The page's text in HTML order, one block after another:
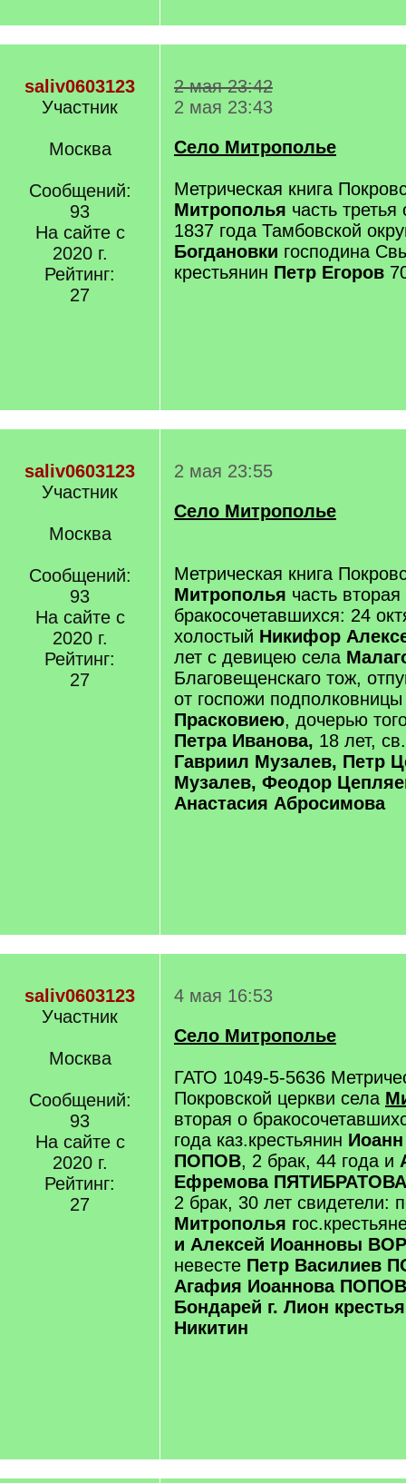
saliv0603123
Участник
Москва
Сообщений:
93
На сайте с
2020 г.
Рейтинг:
27
2 мая 23:42
2 мая 23:43
Село Митрополье
Метрическая книга
Митрополья часть
1837 года Тамбовской
Богдановки господина
крестьянин Петр Егоров
saliv0603123
Участник
Москва
Сообщений:
93
На сайте с
2020 г.
Рейтинг:
27
2 мая 23:55
Село Митрополье
Метрическая книга
Митрополья часть вторая
бракосочетавшихся: 24
холостый Никифор
лет с девицею села
Благовещенскаго тож,
от госпожи подполковницы
Прасковиею, дочерью
Петра Иванова, 18 лет,
Гавриил Музалев, Петр
Музалев, Феодор
Анастасия Абросимова
saliv0603123
Участник
Москва
Сообщений:
93
На сайте с
2020 г.
Рейтинг:
27
4 мая 16:53
Село Митрополье
ГАТО 1049-5-5636
Покровской церкви села
вторая о
года каз.крестьянин
ПОПОВ, 2 брак, 44 года и
Ефремова ПЯТИБРАТОВА
2 брак, 30 лет свидетели:
Митрополья г
и Алексей Иоанновы
невесте Петр Василиев
Агафия Иоаннова
Бондарей г. Лион
Никитин